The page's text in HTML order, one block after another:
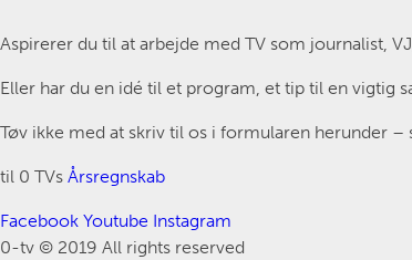
Aspirerer du til at arbejde med TV som journalist,
Eller har du en idé til et program, et tip til en vigtig
Tøv ikke med at skriv til os i formularen herunder –
til 0 TVs Årsregnskab
Facebook Youtube Instagram
0-tv © 2019 All rights reserved​